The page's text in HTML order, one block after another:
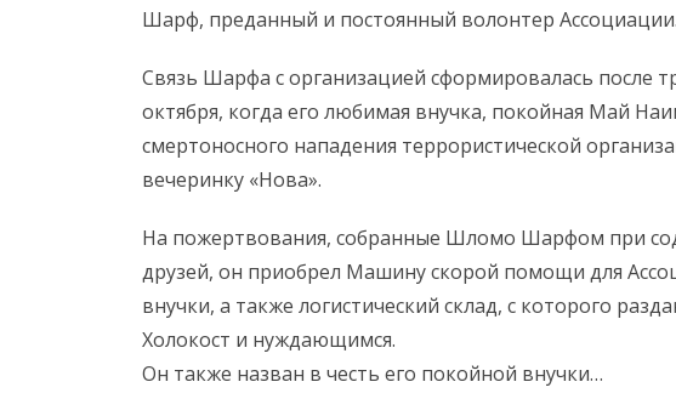
Шарф, преданный и постоянный волонтер Ассоциации.
Связь Шарфа с организацией сформировалась после
октября, когда его любимая внучка, покойная Май
смертоносного нападения террористической
вечеринку «Нова».
На пожертвования, собранные Шломо Шарфом при
друзей, он приобрел Машину скорой помощи для
внучки, а также логистический склад, с которого
Холокост и нуждающимся.
Он также назван в честь его покойной внучки…